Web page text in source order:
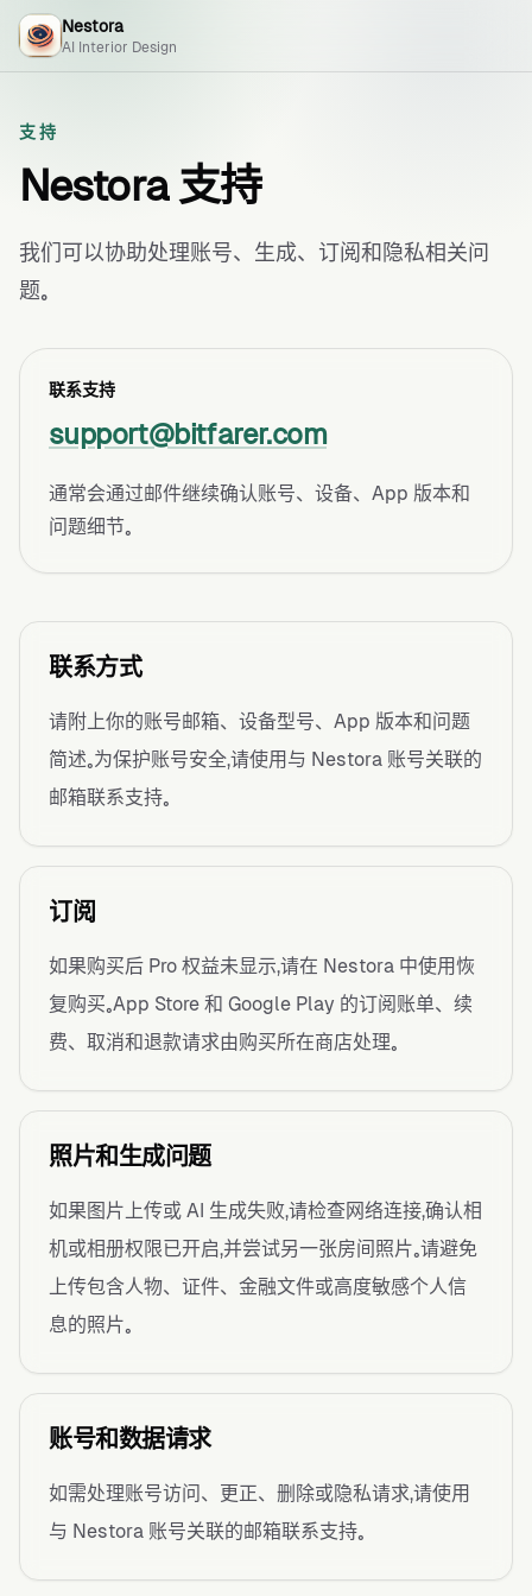
Nestora
AI Interior Design
支持
Nestora 支持
我们可以协助处理账号、生成、订阅和隐私相关问
题。
联系支持
support@bitfarer.com
通常会通过邮件继续确认账号、设备、App 版本和
问题细节。
联系方式
请附上你的账号邮箱、设备型号、App 版本和问题
简述。为保护账号安全，请使用与 Nestora 账号关联的
邮箱联系支持。
订阅
如果购买后 Pro 权益未显示，请在 Nestora 中使用恢
复购买。App Store 和 Google Play 的订阅账单、续
费、取消和退款请求由购买所在商店处理。
照片和生成问题
如果图片上传或 AI 生成失败，请检查网络连接，确认相
机或相册权限已开启，并尝试另一张房间照片。请避免
上传包含人物、证件、金融文件或高度敏感个人信
息的照片。
账号和数据请求
如需处理账号访问、更正、删除或隐私请求，请使用
与 Nestora 账号关联的邮箱联系支持。